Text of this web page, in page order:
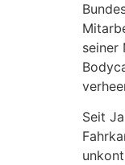
seiner
Seit